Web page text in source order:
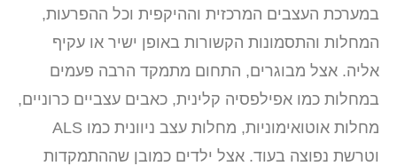
במערכת העצבים המרכזית וההיקפית וכל ההפרעות,
המחלות והתסמונות הקשורות באופן ישיר או עקיף
אליה. אצל מבוגרים, התחום מתמקד הרבה פעמים
במחלות כמו אפילפסיה קלינית, כאבים עצביים כרוניים,
מחלות אוטואימוניות, מחלות עצב ניוונית כמו ALS
וטרשת נפוצה בעוד. אצל ילדים כמובן שההתמקדות